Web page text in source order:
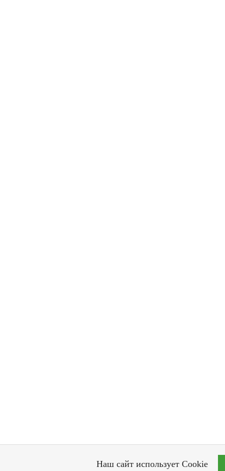
Наш сайт использует Cookie